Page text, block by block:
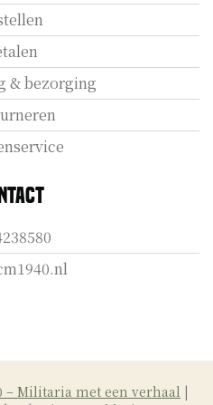
& bezorging
– Militaria met een verhaal |